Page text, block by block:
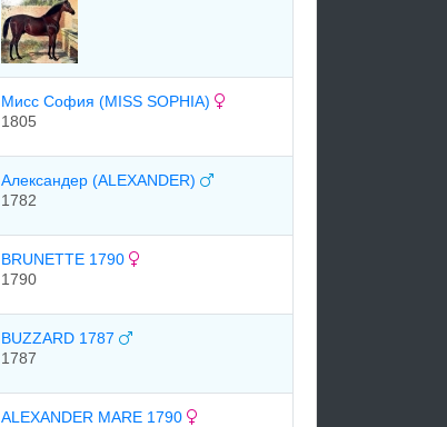
Мисс София (MISS SOPHIA)
1805
Александер (ALEXANDER)
1782
BRUNETTE 1790
1790
BUZZARD 1787
1787
ALEXANDER MARE 1790